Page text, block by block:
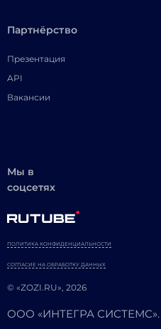
Партнёрство
Презентация
API
Вакансии
Мы в
соцсетях
© «ZOZI.RU», 2026
ПОЛИТИКА КОНФИДЕНЦИАЛЬНОСТИ
СОГЛАСИЕ НА ОБРАБОТКУ ДАННЫХ
ООО «ИНТЕГРА СИСТЕМС».